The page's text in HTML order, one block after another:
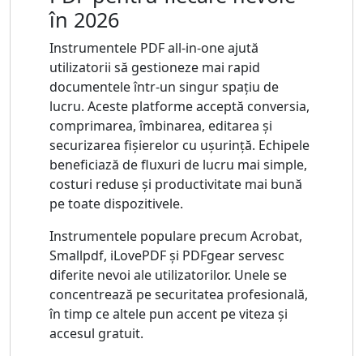
în 2026
Instrumentele PDF all-in-one ajută
utilizatorii să gestioneze mai rapid
documentele într-un singur spațiu de
lucru. Aceste platforme acceptă conversia,
comprimarea, îmbinarea, editarea și
securizarea fișierelor cu ușurință. Echipele
beneficiază de fluxuri de lucru mai simple,
costuri reduse și productivitate mai bună
pe toate dispozitivele.
Instrumentele populare precum Acrobat,
Smallpdf, iLovePDF și PDFgear servesc
diferite nevoi ale utilizatorilor. Unele se
concentrează pe securitatea profesională,
în timp ce altele pun accent pe viteza și
accesul gratuit.